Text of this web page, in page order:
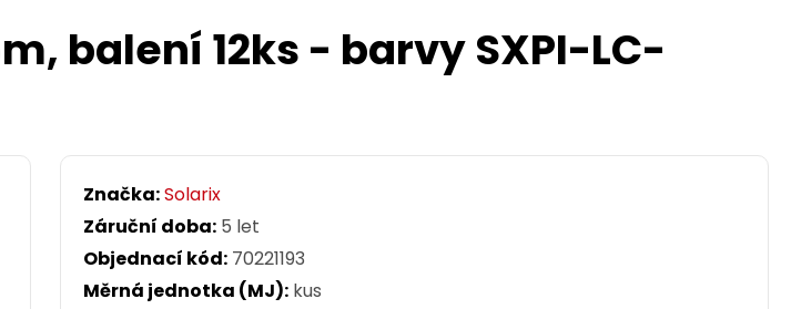
balení 12ks - barvy SXPI-LC-
Značka:Solarix
Záruční doba: 5 let
Objednací kód: 70221193
Měrná jednotka (MJ): kus